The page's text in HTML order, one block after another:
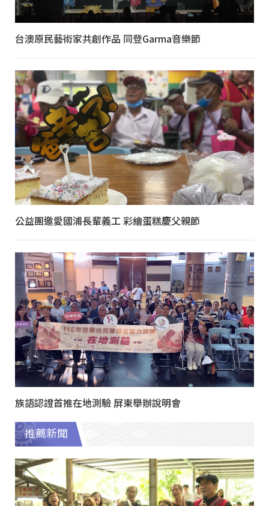
台澳原民藝術家共創作品 同登Garma音樂節
公益團邀愛國浦長輩義工 彩繪蛋糕慶父親節
族語認證首推在地測驗 屏東舉辦說明會
推薦新聞